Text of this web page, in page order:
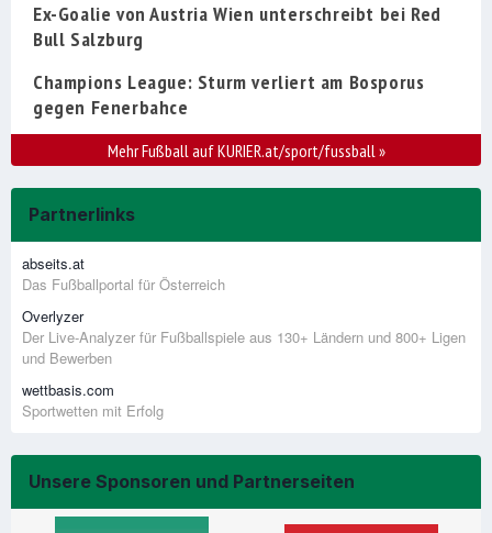
Ex-Goalie von Austria Wien unterschreibt bei Red
Bull Salzburg
Champions League: Sturm verliert am Bosporus
gegen Fenerbahce
Mehr Fußball auf KURIER.at/sport/fussball»
Partnerlinks
abseits.at
Das Fußballportal für Österreich
Overlyzer
Der Live-Analyzer für Fußballspiele aus 130+ Ländern und 800+ Ligen
und Bewerben
wettbasis.com
Sportwetten mit Erfolg
Unsere Sponsoren und Partnerseiten